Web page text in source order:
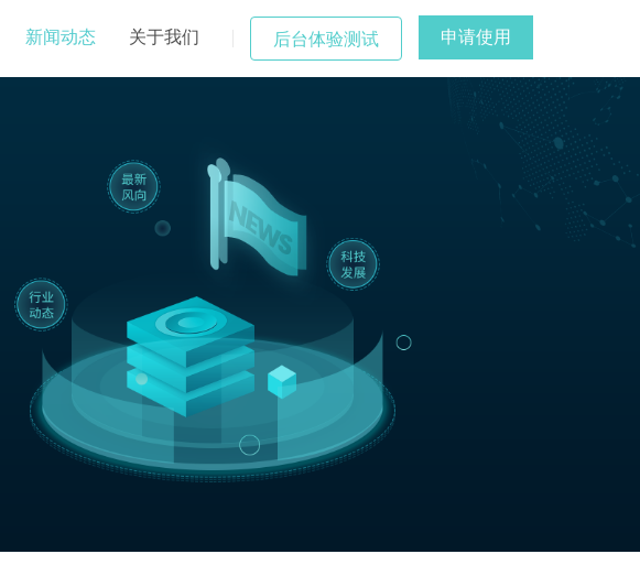
新闻动态 关于我们 后台体验测试 申请使用